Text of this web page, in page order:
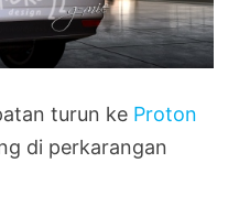
turun ke Proton
di perkarangan